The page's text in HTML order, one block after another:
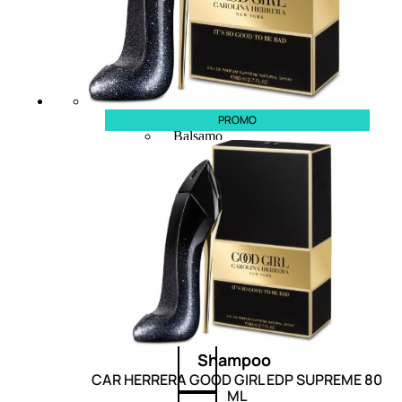
CAPELLI
Shampoo
Balsamo
Mousse
Olii Capelli
Maschere
Lozioni
Fiale
Sieri e Cristalli
Spray
Cera e Crema
Gel Capelli
Colorazione
Shampoo
PROMO
CAR HERRERA GOOD GIRL EDP SUPREME 80
ML